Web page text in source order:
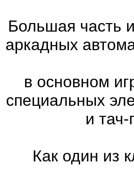
Большая часть
аркадных
в основном
специальных
и
Как один из